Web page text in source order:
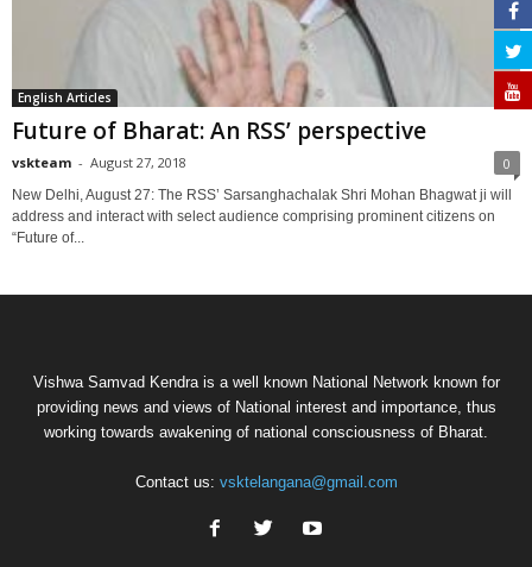
English Articles
Future of Bharat: An RSS’ perspective
vskteam - August 27, 2018 0
New Delhi, August 27: The RSS’ Sarsanghachalak Shri Mohan Bhagwat ji will
address and interact with select audience comprising prominent citizens on
“Future of...
Vishwa Samvad Kendra is a well known National Network known for
providing news and views of National interest and importance, thus
working towards awakening of national consciousness of Bharat.
Contact us: vsktelangana@gmail.com